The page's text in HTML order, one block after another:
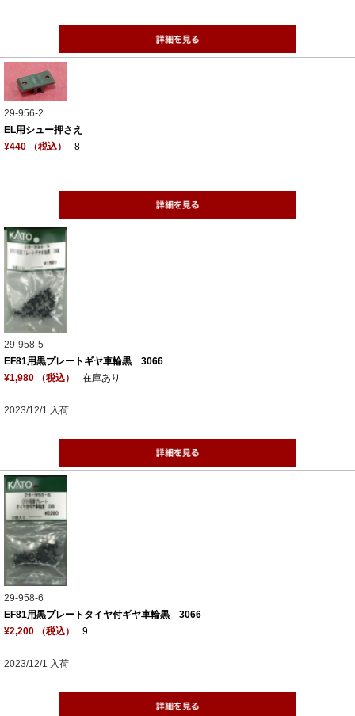
29-956-2
EL用シュー押さえ
¥440 （税込）
8
29-958-5
EF81用黒プレートギヤ車輪黒 3066
¥1,980 （税込）
在庫あり
2023/12/1 入荷
29-958-6
EF81用黒プレートタイヤ付ギヤ車輪黒 3066
¥2,200 （税込）
9
2023/12/1 入荷